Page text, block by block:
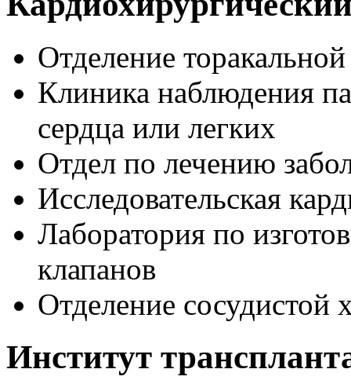
Отделение
Клиника наблюдения
сердца или легких
Отдел по лечению
Исследовательская
Лаборатория по
клапанов
Отделение сосудистой
Институт